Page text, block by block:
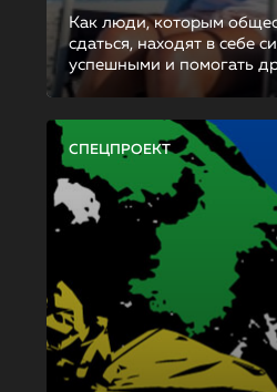
Как люди, которым
сдаться, находят в себе
успешными и помогать
СПЕЦПРОЕКТ